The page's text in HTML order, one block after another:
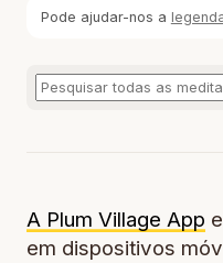
Pode ajudar-nos a
A Plum Village App
em dispositivos